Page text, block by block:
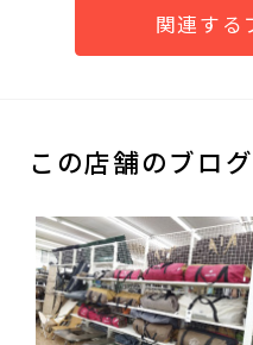
関連する
この店舗のブログ